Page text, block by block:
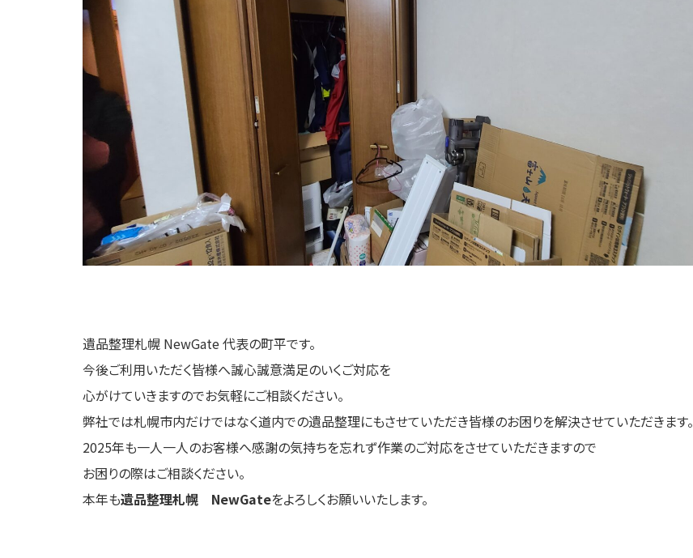
遺品整理札幌 NewGate 代表の町平です。
今後ご利用いただく皆様へ誠心誠意満足のいくご対応を
心がけていきますのでお気軽にご相談ください。
弊社では札幌市内だけではなく道内での遺品整理にもさせていただき皆様のお困りを解決させていただきます。
2025年も一人一人のお客様へ感謝の気持ちを忘れず作業のご対応をさせていただきますので
お困りの際はご相談ください。
本年も遺品整理札幌 NewGateをよろしくお願いいたします。